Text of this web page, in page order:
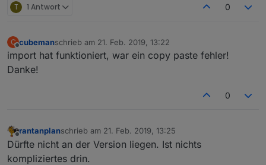
T 1 Antwort 0
C
Offline
cubemanschrieb am 21. Feb. 2019, 13:22
zuletzt editiert von
import hat funktioniert, war ein copy paste fehler!
Danke!
0
Offline
rantanplanschrieb am 21. Feb. 2019, 13:25
zuletzt editiert von
Dürfte nicht an der Version liegen. Ist nichts
kompliziertes drin.